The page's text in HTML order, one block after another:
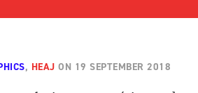
, HEAJ ON 19 SEPTEMBER 2018